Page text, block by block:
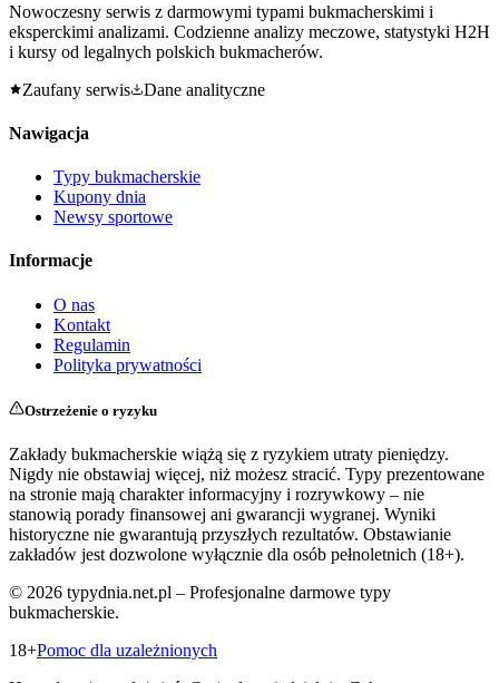
Nowoczesny serwis z darmowymi typami bukmacherskimi i
eksperckimi analizami. Codzienne analizy meczowe, statystyki H2H
i kursy od legalnych polskich bukmacherów.
Zaufany serwis
Dane analityczne
Nawigacja
Typy bukmacherskie
Kupony dnia
Newsy sportowe
Informacje
O nas
Kontakt
Regulamin
Polityka prywatności
Ostrzeżenie o ryzyku
Zakłady bukmacherskie wiążą się z ryzykiem utraty pieniędzy.
Nigdy nie obstawiaj więcej, niż możesz stracić. Typy prezentowane
na stronie mają charakter informacyjny i rozrywkowy – nie
stanowią porady finansowej ani gwarancji wygranej. Wyniki
historyczne nie gwarantują przyszłych rezultatów. Obstawianie
zakładów jest dozwolone wyłącznie dla osób pełnoletnich (18+).
© 2026 typydnia.net.pl – Profesjonalne darmowe typy
bukmacherskie.
18+Pomoc dla uzależnionych